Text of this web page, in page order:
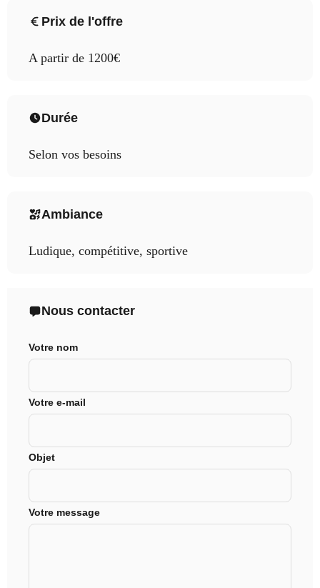
Prix de l'offre
A partir de 1200€
Durée
Selon vos besoins
Ambiance
Ludique, compétitive, sportive
Nous contacter
Votre nom
Votre e-mail
Objet
Votre message